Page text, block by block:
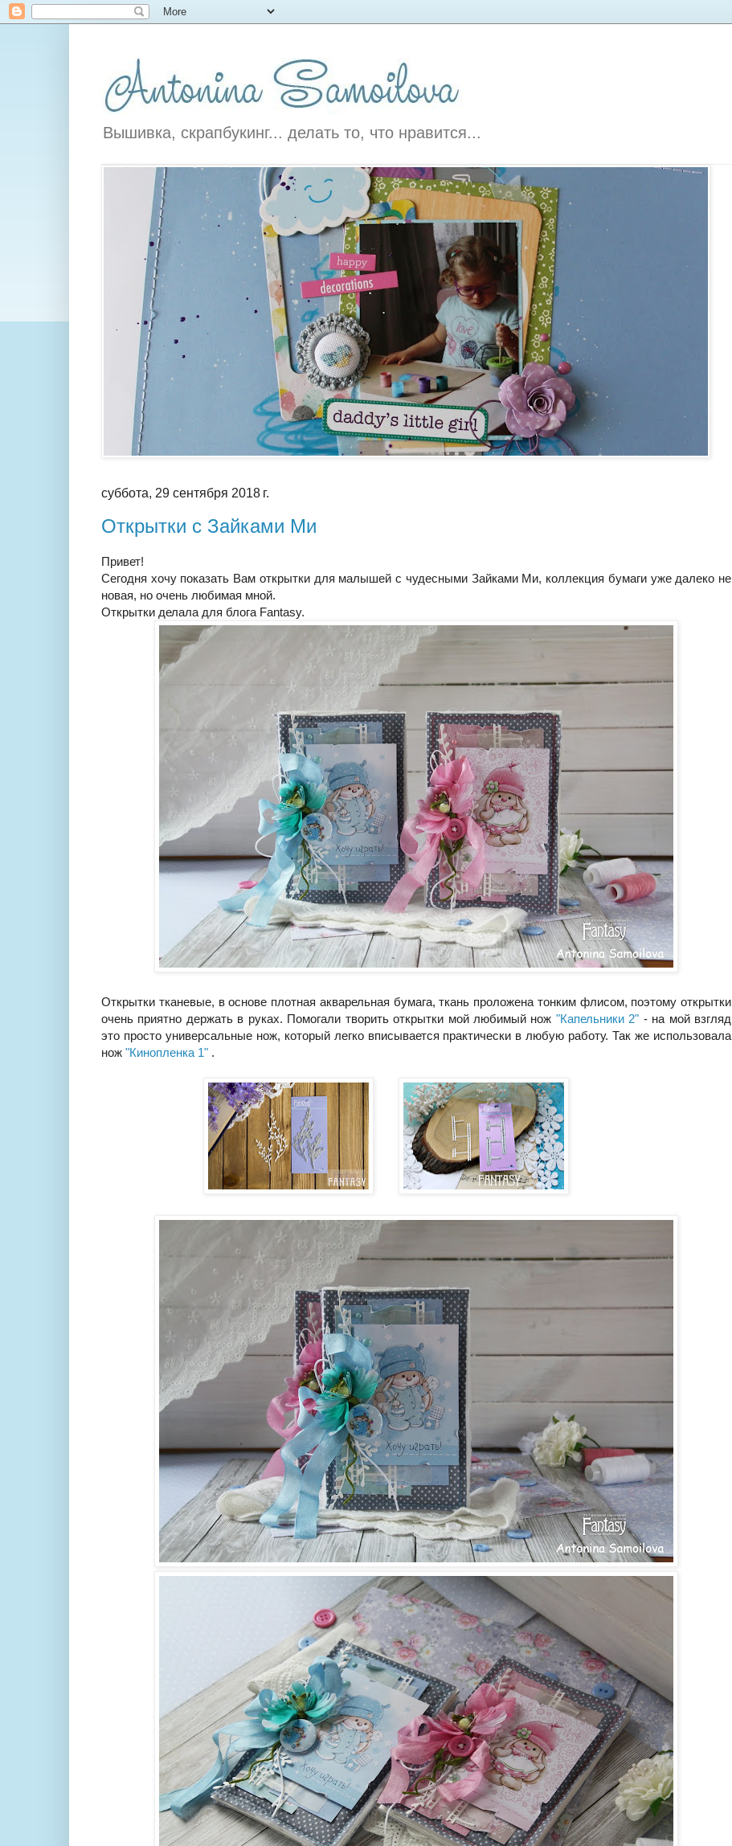
Вышивка, скрапбукинг... делать то, что нравится...
суббота, 29 сентября 2018 г.
Открытки с Зайками Ми
Привет!
Сегодня хочу показать Вам открытки для малышей с чудесными Зайками Ми, коллекция бумаги уже далеко не
новая, но очень любимая мной.
Открытки делала для блога Fantasy.
Открытки тканевые, в основе плотная акварельная бумага, ткань проложена тонким флисом, поэтому открытки
очень приятно держать в руках. Помогали творить открытки мой любимый нож "Капельники 2" - на мой взгляд
это просто универсальные нож, который легко вписывается практически в любую работу. Так же использовала
нож "Кинопленка 1" .